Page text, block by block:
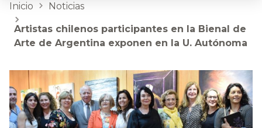
Inicio Noticias
Artistas chilenos participantes en la Bienal de
Arte de Argentina exponen en la U. Autónoma